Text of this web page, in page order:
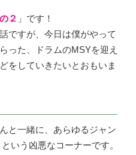
２ 」です！
ですが、今日は僕がやって
った、ドラムのMSYを迎え
をしていきたいとおもいま
と一緒に、あらゆるジャン
いう凶悪なコーナーです。